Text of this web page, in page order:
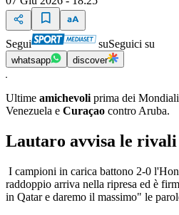
Segui suSeguici su
whatsapp discover
Ultime amichevoli prima dei
Venezuela e Curaçao contro Aruba.
Lautaro avvisa le rivali
I campioni in carica battono 2-0
raddoppio arriva nella ripresa ed è
in Qatar e daremo il massimo" le